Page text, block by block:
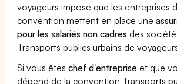
voyageurs impose que les entreprises
convention mettent en place une
pour les salariés non cadres des
Transports publics urbains de
Si vous êteschef d'entreprise et que
dépend de la convention Transports